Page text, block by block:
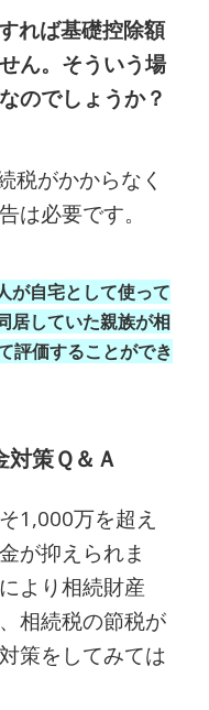
れば基礎控除額
ん。そういう場
のでしょうか？
税がかからなく
は必要です。
が自宅として使って
居していた親族が相
評価することができ
策Ｑ＆Ａ
1,000万を超え
が抑えられま
より相続財産
相続税の節税が
策をしてみては